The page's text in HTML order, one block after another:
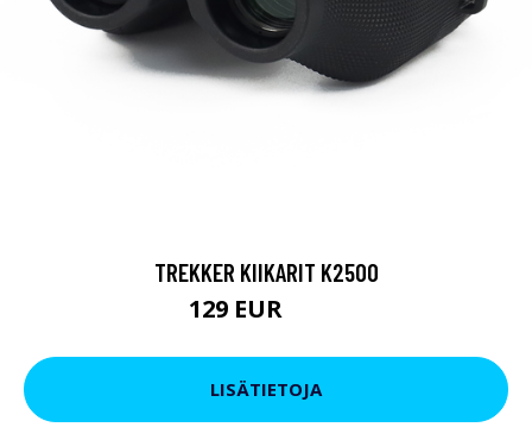
TREKKER KIIKARIT K2500
129 EUR
LISÄTIETOJA